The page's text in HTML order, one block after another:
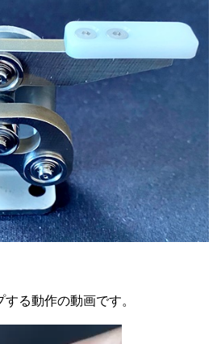
る動作の動画です。